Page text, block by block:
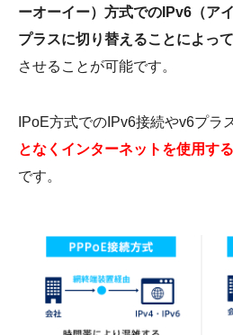
ーオーイー）方式でのIPv6（ア
プラスに切り替えることによっ
させることが可能です。
IPoE方式でのIPv6接続やv6プラ
となくインターネットを使用す
です。